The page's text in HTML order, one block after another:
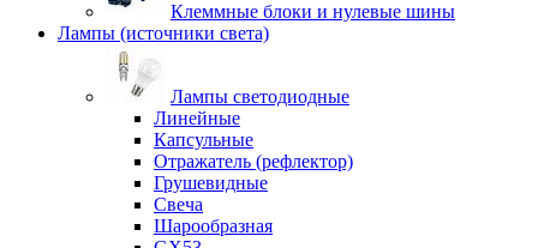
Клеммные блоки и нулевые шины
Лампы (источники света)
Лампы светодиодные
Линейные
Капсульные
Отражатель (рефлектор)
Грушевидные
Свеча
Шарообразная